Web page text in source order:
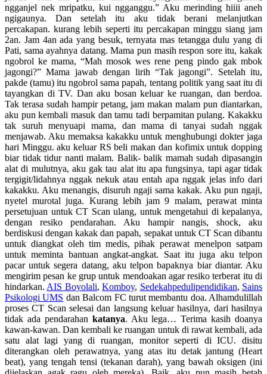
ngganjel nek mripatku, kui ngganggu.” Aku merinding hiiii aneh
ngigaunya. Dan setelah itu aku tidak berani melanjutkan
percakapan. kurang lebih seperti itu percakapan minggu siang jam
2an. Jam 4an ada yang besuk, ternyata mas tetangga dulu yang di
Pati, sama ayahnya datang. Mama pun masih respon sore itu, kakak
ngobrol ke mama, “Mah mosok wes rene peng pindo gak mbok
jagongi?” Mama jawab dengan lirih “Tak jagongi”. Setelah itu,
pakde (tamu) itu ngobrol sama papah, tentang politik yang saat itu di
tayangkan di TV. Dan aku bosan keluar ke ruangan, dan berdoa.
Tak terasa sudah hampir petang, jam makan malam pun diantarkan,
aku pun kembali masuk dan tamu tadi berpamitan pulang. Kakakku
tak suruh menyuapi mama, dan mama di tanyai sudah nggak
menjawab. Aku memaksa kakakku untuk menghubungi dokter jaga
hari Minggu. aku keluar RS beli makan dan kofimix untuk dopping
biar tidak tidur nanti malam. Balik- balik mamah sudah dipasangin
alat di mulutnya, aku gak tau alat itu apa fungsinya, tapi agar tidak
tergigit/lidahnya nggak nekuk atau entah apa nggak jelas info dari
kakakku. Aku menangis, disuruh ngaji sama kakak. Aku pun ngaji,
nyetel murotal juga. Kurang lebih jam 9 malam, perawat minta
persetujuan untuk CT Scan ulang, untuk mengetahui di kepalanya,
dengan resiko pendarahan. Aku hampir nangis, shock, aku
berdiskusi dengan kakak dan papah, sepakat untuk CT Scan dibantu
untuk diangkat oleh tim medis, pihak perawat menelpon satpam
untuk meminta bantuan angkat-angkat. Saat itu juga aku telpon
pacar untuk segera datang, aku telpon bapaknya biar diantar. Aku
mengirim pesan ke grup untuk mendoakan agar resiko terberat itu di
hindarkan. AIS Boyolali,Komboy, Sedekahpedulipendidikan, Sains
Psikologi UMS dan Balcom FC turut membantu doa. Alhamdulillah
proses CT Scan selesai dan langsung keluar hasilnya, dari hasilnya
tidak ada pendarahan katanya. Aku lega… Terima kasih doanya
kawan-kawan. Dan kembali ke ruangan untuk di rawat kembali, ada
satu alat lagi yang di ruangan, monitor seperti di ICU. disitu
diterangkan oleh perawatnya, yang atas itu detak jantung (Heart
beat), yang tengah tensi (tekanan darah), yang bawah oksigen (ini